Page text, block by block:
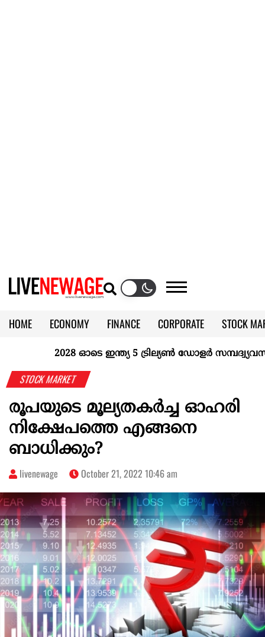
HOME ECONOMY FINANCE CORPORATE
STOCK
KERALA @70
2028 ഓടെ ഇന്ത്യ 5 ട്രില്യണ്‍ ഡോളര്‍
STOCK MARKET
രൂപയുടെ മൂല്യതകര്‍ച്ച ഓഹരി
നിക്ഷേപത്തെ എങ്ങനെ
ബാധിക്കും?
livenewage October 21, 2022 10:46 am